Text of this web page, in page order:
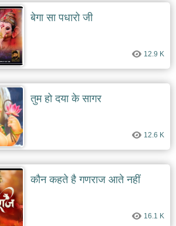
बेगा सा पधारो जी
12.9 K
तुम हो दया के सागर
12.6 K
कौन कहते है गणराज आते नहीं
16.1 K